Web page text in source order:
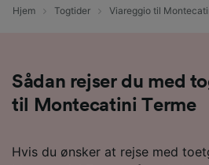
Hjem Togtider Viareggio til
Sådan rejser du med
til Montecatini Terme
Hvis du ønsker at rejse med